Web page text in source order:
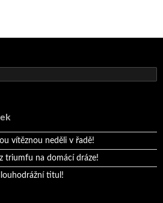
triumfu na domácí dráze!
vítěznou neděli v řadě!
triumfu na domácí dráze!
titul!